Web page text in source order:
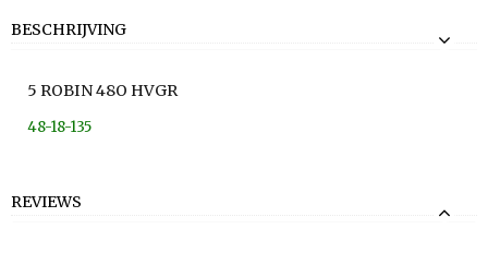
BESCHRIJVING
5 ROBIN 48O HVGR
48-18-135
REVIEWS